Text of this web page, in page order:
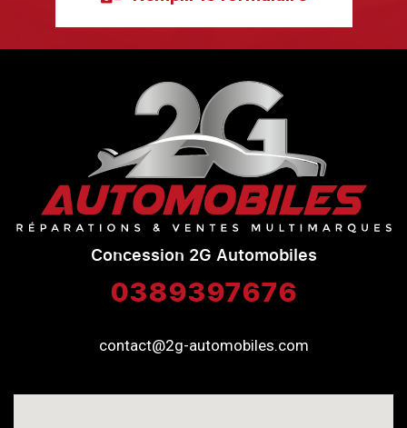
Concession 2G Automobiles
0389397676
contact@2g-automobiles.com